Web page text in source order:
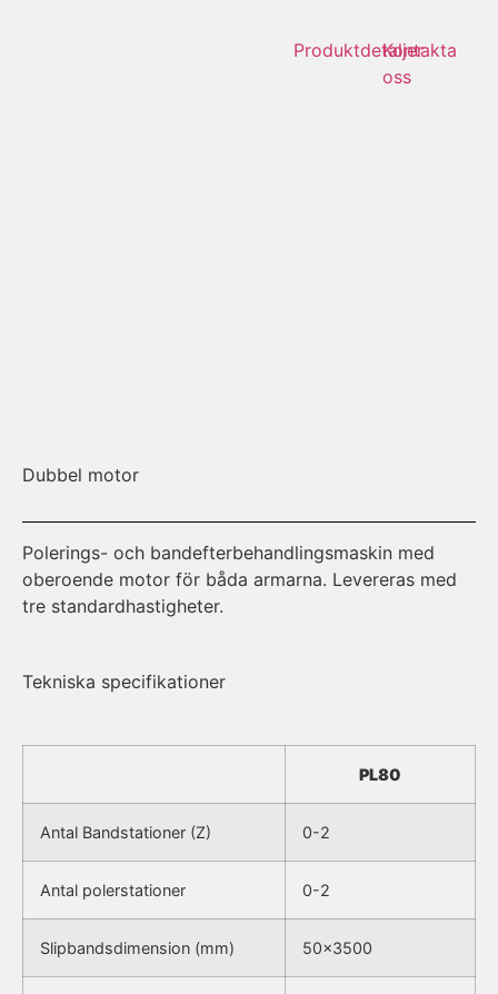
Produktdetaljer
Kontakta
oss
Dubbel motor
Polerings- och bandefterbehandlingsmaskin med
oberoende motor för båda armarna. Levereras med
tre standardhastigheter.
Tekniska specifikationer
PL80
Antal Bandstationer (Z) 0-2
Antal polerstationer 0-2
Slipbandsdimension (mm) 50×3500